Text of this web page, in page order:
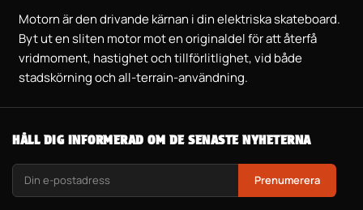
Motorn är den drivande kärnan i din elektriska skateboard.
Byt ut en sliten motor mot en originaldel för att återfå
vridmoment, hastighet och tillförlitlighet, vid både
stadskörning och all-terrain-användning.
HÅLL DIG INFORMERAD OM DE SENASTE NYHETERNA
Prenumerera